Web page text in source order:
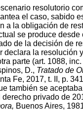
resolutorio
el caso, sabido
a la obligación de
se produce desde
de la decisión de
declara la resolución
parte (art. 1088, inc.
D., Tratado de
Fe, 2017, t. II, p.
también se
privado de
Buenos Aires,